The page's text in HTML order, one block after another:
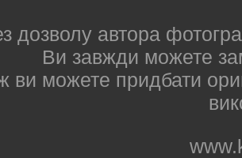
дозволу автора
Ви завжди можете
ви можете придбати